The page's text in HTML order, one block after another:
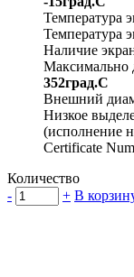
Температура
Температура
Наличие
Максимально
352град.C
Внешний
Низкое
(исполнение
Certificate
Количество
-
+ В